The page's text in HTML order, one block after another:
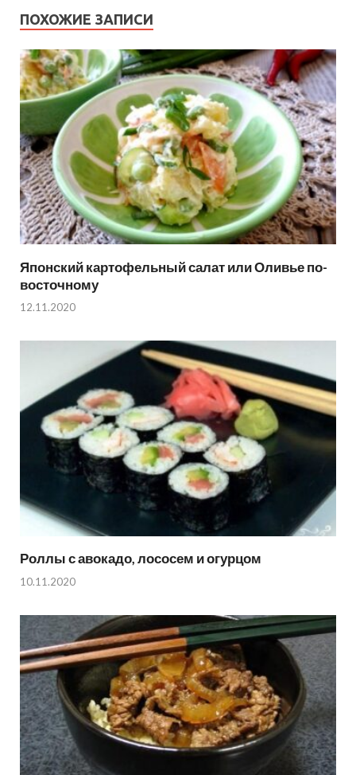
ПОХОЖИЕ ЗАПИСИ
Японский картофельный салат или Оливье по-
восточному
12.11.2020
Роллы с авокадо, лососем и огурцом
10.11.2020